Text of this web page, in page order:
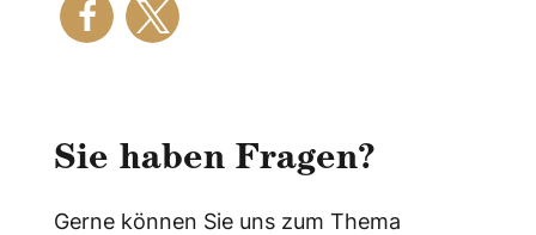
Sie haben Fragen?
Gerne können Sie uns zum Thema